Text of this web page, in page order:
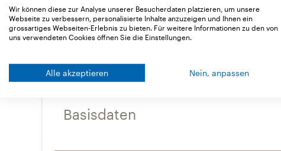
Basisdaten
Wir können diese zur Analyse unserer Besucherdaten platzieren, um unsere
Webseite zu verbessern, personalisierte Inhalte anzuzeigen und Ihnen ein
grossartiges Webseiten-Erlebnis zu bieten. Für weitere Informationen zu den von
uns verwendeten Cookies öffnen Sie die Einstellungen.
Alle akzeptieren Nein, anpassen